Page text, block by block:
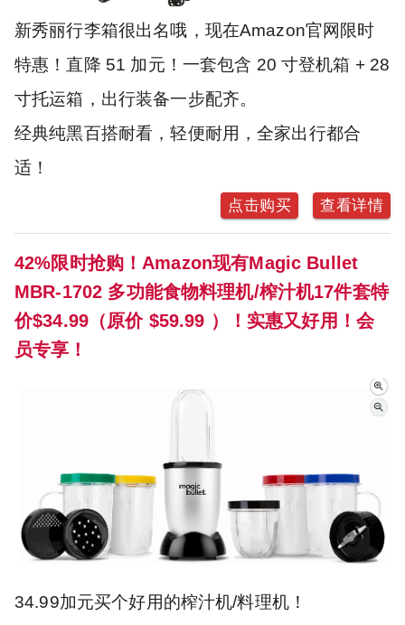
新秀丽行李箱很出名哦，现在Amazon官网限时
特惠！直降 51 加元！一套包含 20 寸登机箱 + 28
寸托运箱，出行装备一步配齐。
经典纯黑百搭耐看，轻便耐用，全家出行都合
适！
点击购买 查看详情
42%限时抢购！Amazon现有Magic Bullet
MBR-1702 多功能食物料理机/榨汁机17件套特
价$34.99（原价 $59.99 ）！实惠又好用！会
员专享！
34.99加元买个好用的榨汁机/料理机！